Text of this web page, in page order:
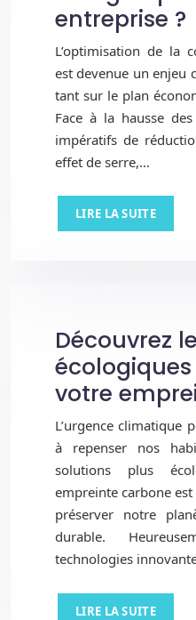
entreprise ?
L’optimisation de la
est devenue un enjeu
tant sur le plan
Face à la hausse
impératifs de
effet de serre,…
LIRE LA SUITE
Découvrez
votre
L’urgence climatique
à repenser nos
solutions plus
empreinte carbone
préserver notre
durable.
technologies
LIRE LA SUITE